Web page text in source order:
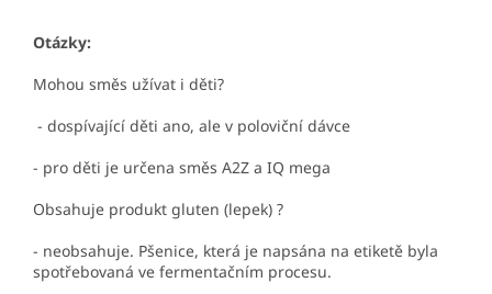
Otázky:
Mohou směs užívat i děti?
- dospívající děti ano, ale v poloviční dávce
- pro děti je určena směs A2Z a IQ mega
Obsahuje produkt gluten (lepek) ?
- neobsahuje. Pšenice, která je napsána na etiketě byla
spotřebovaná ve fermentačním procesu.